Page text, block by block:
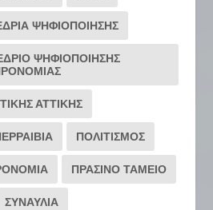
ΨΗΦΙΟΠΟΙΗΣΗΣ
ΨΗΦΙΟΠΟΙΗΣΗΣ
ΑΤΤΙΚΗΣ
ΠΟΛΙΤΙΣΜΟΣ
ΠΡΑΣΙΝΟ ΤΑΜΕΙΟ
ΣΥΝΑΥΛΙΑ